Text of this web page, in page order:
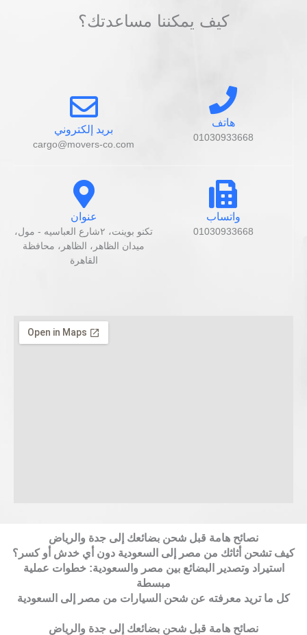
كيف يمكننا مساعدتك؟
هاتف
01030933668
بريد إلكتروني
cargo@movers-co.com
واتساب
01030933668
عنوان
تكنو بوينت، ٢شارع العباسيه - مول،
ميدان الظاهر، الظاهر، محافظة
القاهرة‬
نصائح هامة قبل شحن بضائعك إلى جدة والرياض
كيف تشحن أثاثك من مصر إلى السعودية دون أي خدش أو كسر؟
استيراد وتصدير البضائع بين مصر والسعودية: خطوات عملية
مبسطة
كل ما تريد معرفته عن شحن السيارات من مصر إلى السعودية
نصائح هامة قبل شحن بضائعك إلى جدة والرياض